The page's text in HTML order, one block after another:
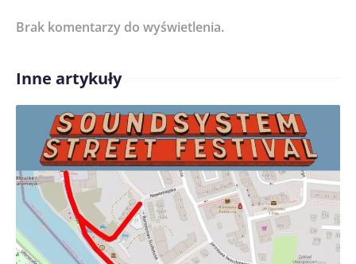
Treść komentarza*
Imię/ Nick*
Zapamiętaj moje dane w tej przeglądarce podczas
pisania kolejnych komentarzy.
Brak komentarzy do wyświetlenia.
Inne artykuły